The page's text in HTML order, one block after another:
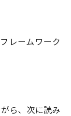
レームワーク
ら、次に読み